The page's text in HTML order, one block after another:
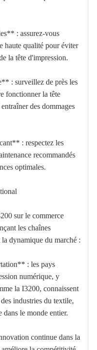
: assurez-vous
haute qualité pour éviter
la tête d'impression.
: surveillez de près les
fonctionner la tête
des dommages
: respectez les
recommandés
optimales.
sur le commerce
les chaînes
dynamique du marché :
: les pays
numérique, y
la I3200, connaissent
industries du textile,
dans le monde entier.
continue dans la